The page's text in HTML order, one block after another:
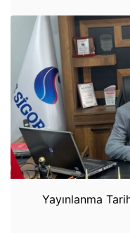
Yayınlanma